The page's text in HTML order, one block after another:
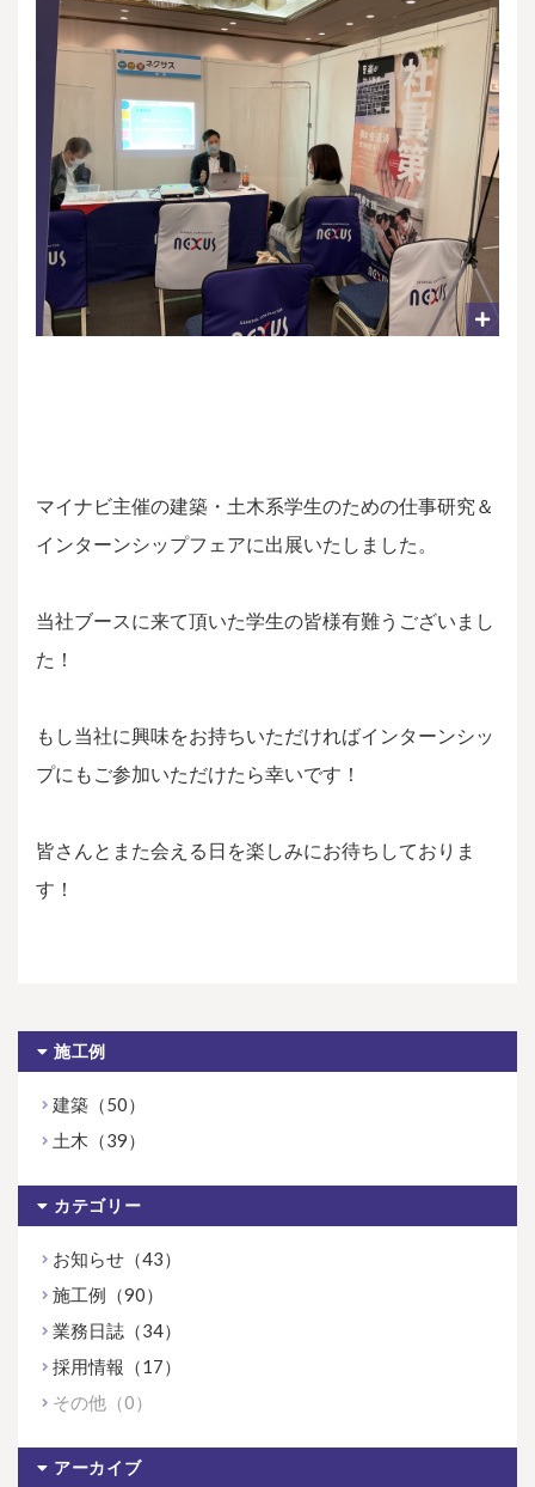
マイナビ主催の建築・土木系学生のための仕事研究＆
インターンシップフェアに出展いたしました。
当社ブースに来て頂いた学生の皆様有難うございまし
た！
もし当社に興味をお持ちいただければインターンシッ
プにもご参加いただけたら幸いです！
皆さんとまた会える日を楽しみにお待ちしておりま
す！
施工例
建築（50）
土木（39）
カテゴリー
お知らせ（43）
施工例（90）
業務日誌（34）
採用情報（17）
その他（0）
アーカイブ